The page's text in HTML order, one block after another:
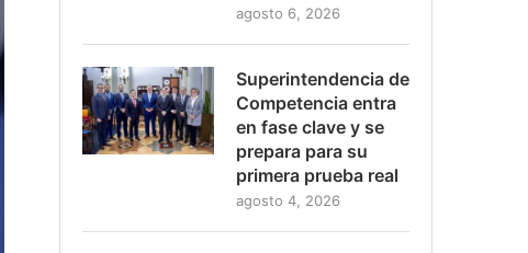
agosto 6, 2026
Superintendencia de
Competencia entra
en fase clave y se
prepara para su
primera prueba real
agosto 4, 2026